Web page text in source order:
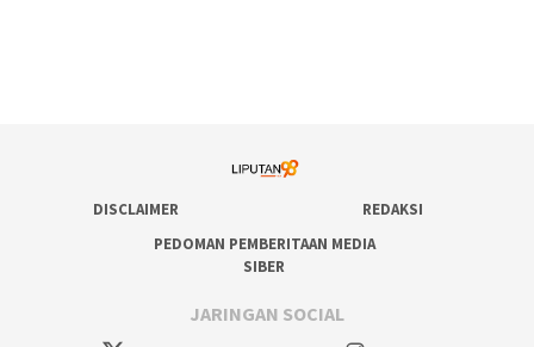
DISCLAIMER
REDAKSI
PEDOMAN PEMBERITAAN MEDIA
SIBER
JARINGAN SOCIAL